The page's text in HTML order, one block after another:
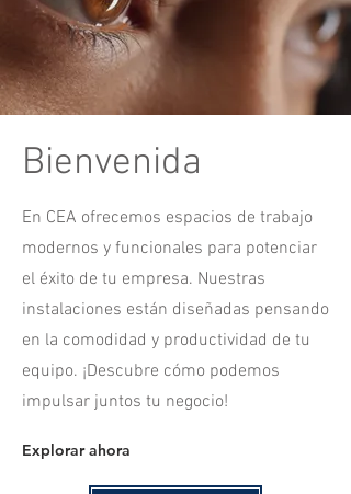
Bienvenida
En CEA ofrecemos espacios de trabajo
modernos y funcionales para potenciar
el éxito de tu empresa. Nuestras
instalaciones están diseñadas pensando
en la comodidad y productividad de tu
equipo. ¡Descubre cómo podemos
impulsar juntos tu negocio!
Explorar ahora